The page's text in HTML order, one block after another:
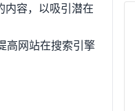
容，以吸引潜在
高网站在搜索引擎